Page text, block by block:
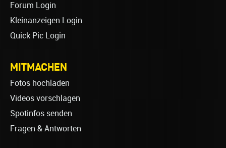
Forum Login
Kleinanzeigen Login
Quick Pic Login
MITMACHEN
Fotos hochladen
Videos vorschlagen
Spotinfos senden
Fragen & Antworten